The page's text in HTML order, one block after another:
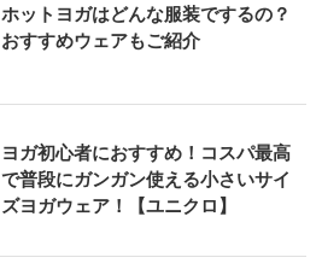
ホットヨガはどんな服装でするの？
おすすめウェアもご紹介
ヨガ初心者におすすめ！コスパ最高
で普段にガンガン使える小さいサイ
ズヨガウェア！【ユニクロ】